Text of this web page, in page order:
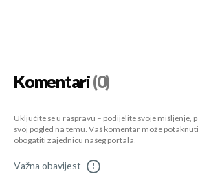
Komentari(0)
Uključite se u raspravu – podijelite svoje mišljenje,
svoj pogled na temu. Vaš komentar može
obogatiti zajednicu našeg portala.
Važna obavijest !